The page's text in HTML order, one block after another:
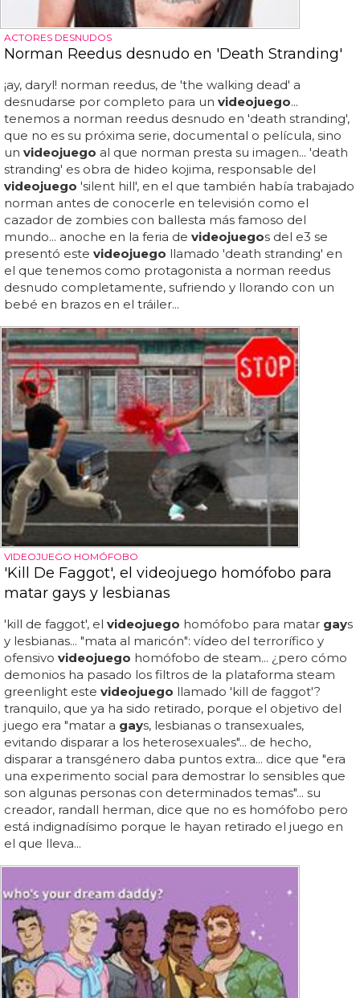
ACTORES DESNUDOS
Norman Reedus desnudo en 'Death Stranding'
¡ay, daryl! norman reedus, de 'the walking dead' a
desnudarse por completo para un videojuego...
tenemos a norman reedus desnudo en 'death stranding',
que no es su próxima serie, documental o película, sino
un videojuego al que norman presta su imagen... 'death
stranding' es obra de hideo kojima, responsable del
videojuego 'silent hill', en el que también había trabajado
norman antes de conocerle en televisión como el
cazador de zombies con ballesta más famoso del
mundo... anoche en la feria de videojuegos del e3 se
presentó este videojuego llamado 'death stranding' en
el que tenemos como protagonista a norman reedus
desnudo completamente, sufriendo y llorando con un
bebé en brazos en el tráiler...
VIDEOJUEGO HOMÓFOBO
'Kill De Faggot', el videojuego homófobo para
matar gays y lesbianas
'kill de faggot', el videojuego homófobo para matar gays
y lesbianas... "mata al maricón": vídeo del terrorífico y
ofensivo videojuego homófobo de steam... ¿pero cómo
demonios ha pasado los filtros de la plataforma steam
greenlight este videojuego llamado 'kill de faggot'?
tranquilo, que ya ha sido retirado, porque el objetivo del
juego era "matar a gays, lesbianas o transexuales,
evitando disparar a los heterosexuales"... de hecho,
disparar a transgénero daba puntos extra... dice que "era
una experimento social para demostrar lo sensibles que
son algunas personas con determinados temas"... su
creador, randall herman, dice que no es homófobo pero
está indignadísimo porque le hayan retirado el juego en
el que lleva...